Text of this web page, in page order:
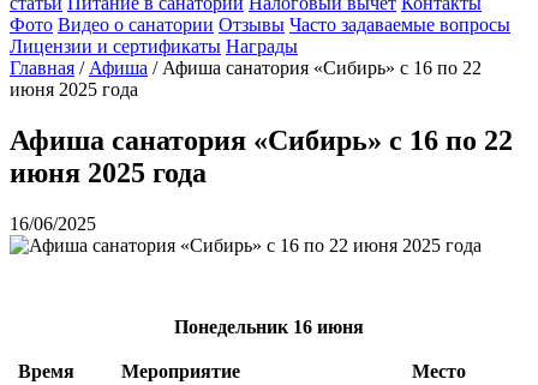
Фото Видео о санатории Отзывы Часто задаваемые вопросы
Лицензии и сертификаты Награды
Главная / Афиша / Афиша санатория «Сибирь» с 16 по 22
июня 2025 года
Афиша санатория «Сибирь» с 16 по 22
июня 2025 года
16/06/2025
Понедельник 16 июня
Время Мероприятие
Место